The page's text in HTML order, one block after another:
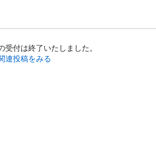
受付は終了いたしました。
連投稿をみる